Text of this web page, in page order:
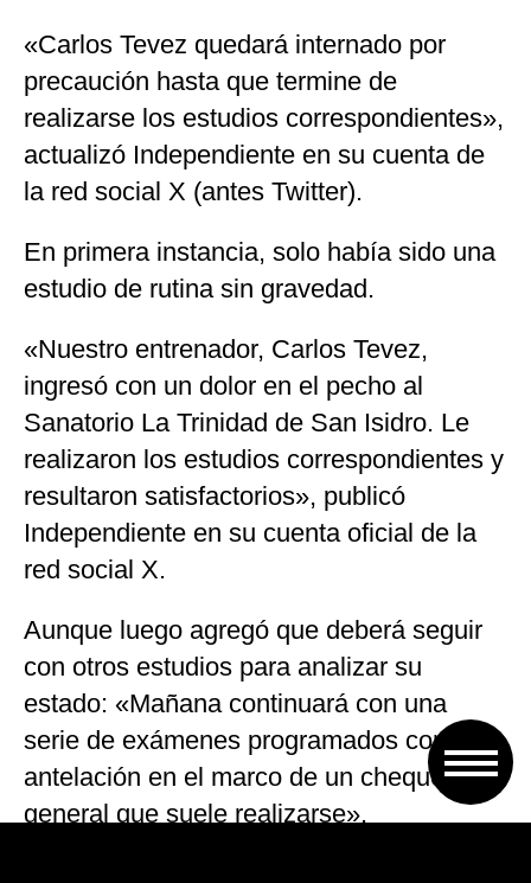
«Carlos Tevez quedará internado por
precaución hasta que termine de
realizarse los estudios correspondientes»,
actualizó Independiente en su cuenta de
la red social X (antes Twitter).
En primera instancia, solo había sido una
estudio de rutina sin gravedad.
«Nuestro entrenador, Carlos Tevez,
ingresó con un dolor en el pecho al
Sanatorio La Trinidad de San Isidro. Le
realizaron los estudios correspondientes y
resultaron satisfactorios», publicó
Independiente en su cuenta oficial de la
red social X.
Aunque luego agregó que deberá seguir
con otros estudios para analizar su
estado: «Mañana continuará con una
serie de exámenes programados con
antelación en el marco de un chequeo
general que suele realizarse».